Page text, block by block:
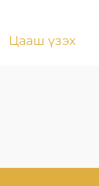
Цааш үзэх